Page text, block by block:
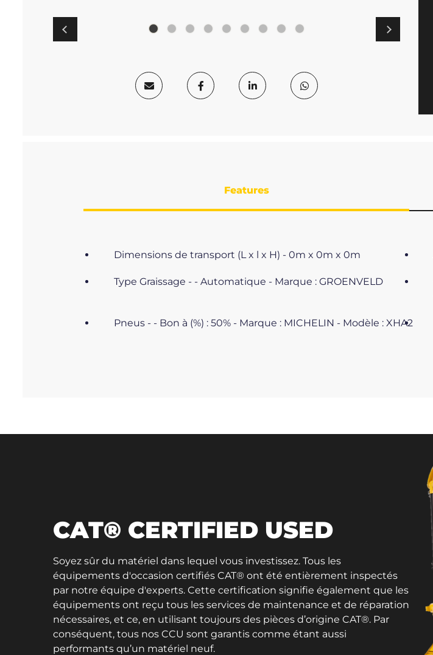
Features
Dimensions de transport (L x l x H) - 0m x 0m x 0m
Type Graissage - - Automatique - Marque : GROENVELD
Pneus - - Bon à (%) : 50% - Marque : MICHELIN - Modèle : XHA2
CAT® CERTIFIED USED
Soyez sûr du matériel dans lequel vous investissez. Tous les
équipements d'occasion certifiés CAT® ont été entièrement inspectés
par notre équipe d'experts. Cette certification signifie également que les
équipements ont reçu tous les services de maintenance et de réparation
nécessaires, et ce, en utilisant toujours des pièces d’origine CAT®. Par
conséquent, tous nos CCU sont garantis comme étant aussi
performants qu’un matériel neuf.